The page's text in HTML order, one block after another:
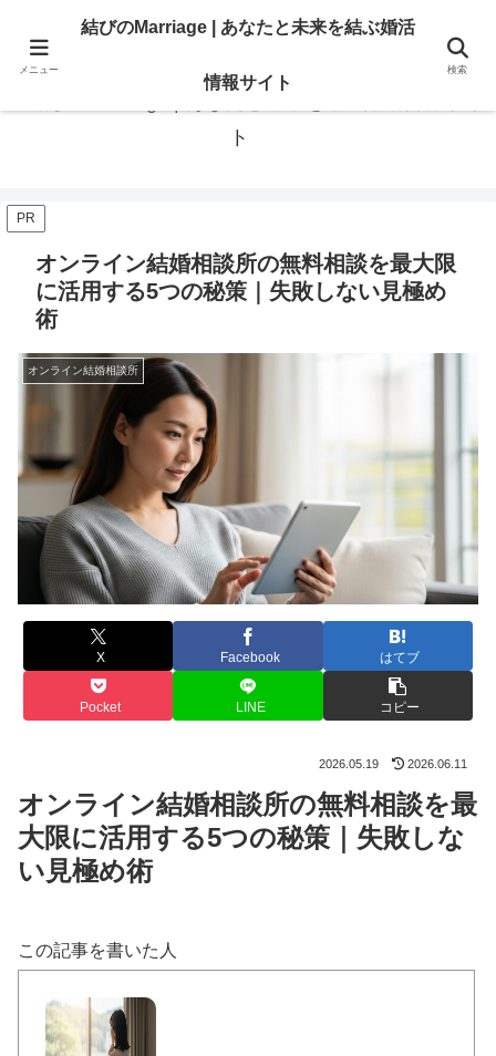
あなたの「結びたい」を叶える情報。地域・大手相談所の選び方と婚活のリア
ト
PR
オンライン結婚相談所の無料相談を最大限
に活用する5つの秘策｜失敗しない見極め
術
オンライン結婚相談所
X Facebook はてブ
Pocket LINE コピー
2026.05.19 2026.06.11
オンライン結婚相談所の無料相談を最
大限に活用する5つの秘策｜失敗しな
い見極め術
この記事を書いた人
メニュー
結びのMarriage | あなたと未来を結ぶ婚活
情報サイト
検索